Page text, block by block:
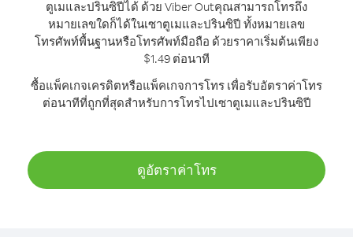
ตูเมและปรินซิปีได้ ด้วย Viber Outคุณสามารถโทรถึง
หมายเลขใดก็ได้ในเซาตูเมและปรินซิปี ทั้งหมายเลข
โทรศัพท์พื้นฐานหรือโทรศัพท์มือถือ ด้วยราคาเริ่มต้นเพียง
$1.49 ต่อนาที
ซื้อแพ็คเกจเครดิตหรือแพ็คเกจการโทร เพื่อรับอัตราค่าโทร
ต่อนาทีที่ถูกที่สุดสำหรับการโทรไปเซาตูเมและปรินซิปี
ดูอัตราค่าโทร